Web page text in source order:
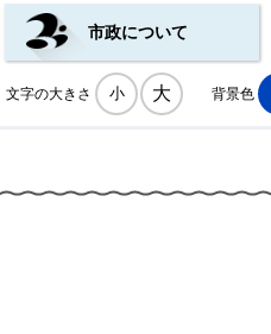
市政について
文字の大きさ 小 大 背景色